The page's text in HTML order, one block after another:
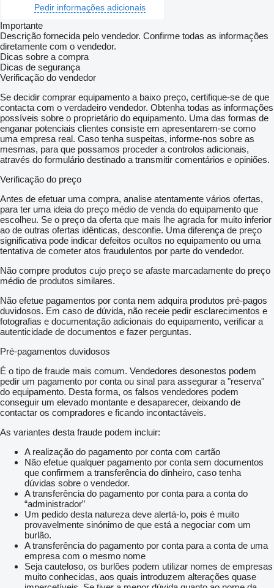
Pedir informações adicionais
Importante
Descrição fornecida pelo vendedor. Confirme todas as informações
diretamente com o vendedor.
Dicas sobre a compra
Dicas de segurança
Verificação do vendedor
Se decidir comprar equipamento a baixo preço, certifique-se de que
contacta com o verdadeiro vendedor. Obtenha todas as informações
possíveis sobre o proprietário do equipamento. Uma das formas de
enganar potenciais clientes consiste em apresentarem-se como
uma empresa real. Caso tenha suspeitas, informe-nos sobre as
mesmas, para que possamos proceder a controlos adicionais,
através do formulário destinado a transmitir comentários e opiniões.
Verificação do preço
Antes de efetuar uma compra, analise atentamente vários ofertas,
para ter uma ideia do preço médio de venda do equipamento que
escolheu. Se o preço da oferta que mais lhe agrada for muito inferior
ao de outras ofertas idênticas, desconfie. Uma diferença de preço
significativa pode indicar defeitos ocultos no equipamento ou uma
tentativa de cometer atos fraudulentos por parte do vendedor.
Não compre produtos cujo preço se afaste marcadamente do preço
médio de produtos similares.
Não efetue pagamentos por conta nem adquira produtos pré-pagos
duvidosos. Em caso de dúvida, não receie pedir esclarecimentos e
fotografias e documentação adicionais do equipamento, verificar a
autenticidade de documentos e fazer perguntas.
Pré-pagamentos duvidosos
É o tipo de fraude mais comum. Vendedores desonestos podem
pedir um pagamento por conta ou sinal para assegurar a "reserva"
do equipamento. Desta forma, os falsos vendedores podem
conseguir um elevado montante e desaparecer, deixando de
contactar os compradores e ficando incontactáveis.
As variantes desta fraude podem incluir:
A realização do pagamento por conta com cartão
Não efetue qualquer pagamento por conta sem documentos
que confirmem a transferência do dinheiro, caso tenha
dúvidas sobre o vendedor.
A transferência do pagamento por conta para a conta do
“administrador”
Um pedido desta natureza deve alertá-lo, pois é muito
provavelmente sinónimo de que está a negociar com um
burlão.
A transferência do pagamento por conta para a conta de uma
empresa com o mesmo nome
Seja cauteloso, os burlões podem utilizar nomes de empresas
muito conhecidas, aos quais introduzem alterações quase